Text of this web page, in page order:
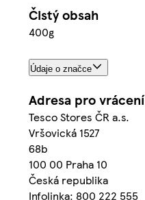
Čistý obsah
400g
Údaje o značce
Adresa pro vrácení
Tesco Stores ČR a.s.
Vršovická 1527
68b
100 00 Praha 10
Česká republika
Infolinka: 800 222 555